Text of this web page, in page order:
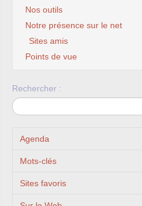
Nos outils
Notre présence sur le net
Sites amis
Points de vue
Rechercher :
Agenda
Mots-clés
Sites favoris